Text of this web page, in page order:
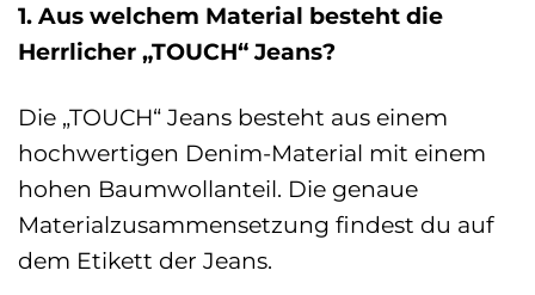
1. Aus welchem Material besteht die
Herrlicher „TOUCH“ Jeans?
Die „TOUCH“ Jeans besteht aus einem
hochwertigen Denim-Material mit einem
hohen Baumwollanteil. Die genaue
Materialzusammensetzung findest du auf
dem Etikett der Jeans.